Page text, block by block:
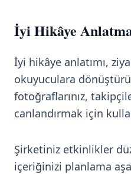
İyi Hikâye
İyi hikâye anlatımı,
okuyuculara
fotoğraflarınız,
canlandırmak için
Şirketiniz etkinlikler
içeriğinizi planlama